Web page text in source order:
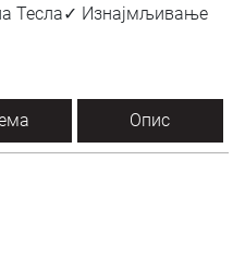
Тесла✓ Изнајмљивање
Опис